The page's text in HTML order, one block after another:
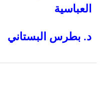
العباسية
د. بطرس البستاني